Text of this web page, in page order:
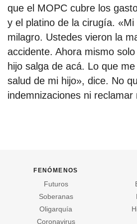
que el MOPC cubre los
y el platino de la cirugía.
milagro. Ustedes vieron la
accidente. Ahora mismo
hijo salga de acá. Lo que
salud de mi hijo», dice. No
indemnizaciones ni reclamar
fenómenos
Futuros
Soberanas
Oligarquía
Coronavirus